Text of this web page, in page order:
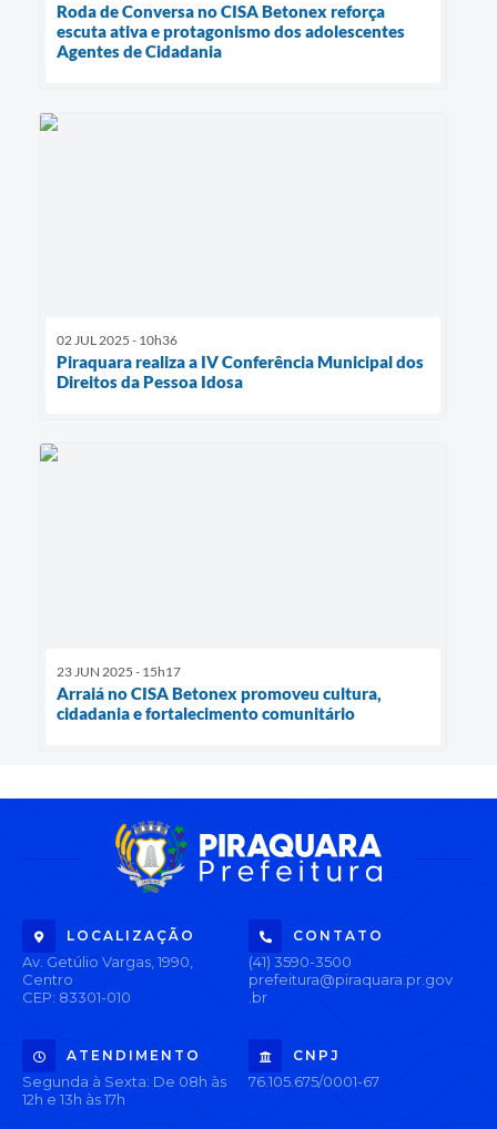
Roda de Conversa no CISA Betonex reforça
escuta ativa e protagonismo dos adolescentes
Agentes de Cidadania
02 JUL 2025 - 10h36
Piraquara realiza a IV Conferência Municipal dos
Direitos da Pessoa Idosa
23 JUN 2025 - 15h17
Arraiá no CISA Betonex promoveu cultura,
cidadania e fortalecimento comunitário
LOCALIZAÇÃO
Av. Getúlio Vargas, 1990,
Centro
CEP: 83301-010
CONTATO
(41) 3590-3500
prefeitura@piraquara.pr.gov
.br
ATENDIMENTO
Segunda à Sexta: De 08h às
12h e 13h às 17h
CNPJ
76.105.675/0001-67